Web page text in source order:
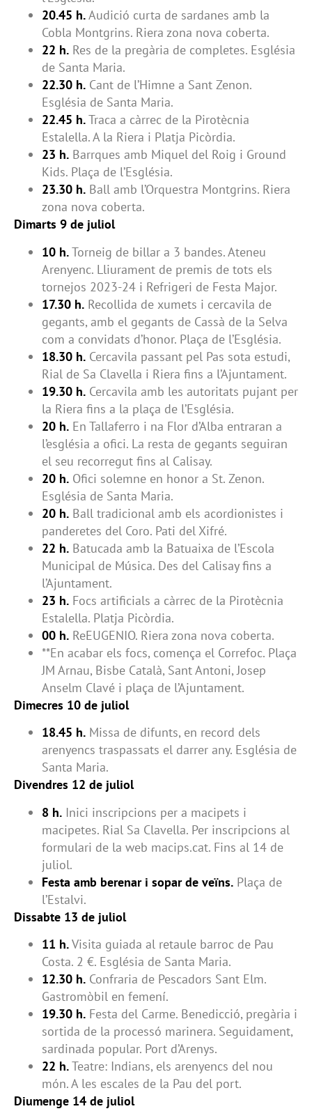
20.45 h.Audició curta de sardanes amb la
Cobla Montgrins. Riera zona nova coberta.
22 h. Res de la pregària de completes. Església
de Santa Maria.
22.30 h. Cant de l’Himne a Sant Zenon.
Església de Santa Maria.
22.45 h.Traca a càrrec de la Pirotècnia
Estalella. A la Riera i Platja Picòrdia.
23 h. Barrques amb Miquel del Roig i Ground
Kids. Plaça de l’Església.
23.30 h. Ball amb l’Orquestra Montgrins. Riera
zona nova coberta.
Dimarts 9 de juliol
10 h.Torneig de billar a 3 bandes. Ateneu
Arenyenc. Lliurament de premis de tots els
tornejos 2023-24 i Refrigeri de Festa Major.
17.30 h. Recollida de xumets i cercavila de
gegants, amb el gegants de Cassà de la Selva
com a convidats d’honor. Plaça de l’Església.
18.30 h. Cercavila passant pel Pas sota estudi,
Rial de Sa Clavella i Riera fins a l’Ajuntament.
19.30 h. Cercavila amb les autoritats pujant per
la Riera fins a la plaça de l’Església.
20 h. En Tallaferro i na Flor d’Alba entraran a
l’església a ofici. La resta de gegants seguiran
el seu recorregut fins al Calisay.
20 h. Ofici solemne en honor a St. Zenon.
Església de Santa Maria.
20 h. Ball tradicional amb els acordionistes i
panderetes del Coro. Pati del Xifré.
22 h. Batucada amb la Batuaixa de l’Escola
Municipal de Música. Des del Calisay fins a
l’Ajuntament.
23 h. Focs artificials a càrrec de la Pirotècnia
Estalella. Platja Picòrdia.
00 h. ReEUGENIO. Riera zona nova coberta.
**En acabar els focs, comença el Correfoc. Plaça
JM Arnau, Bisbe Català, Sant Antoni, Josep
Anselm Clavé i plaça de l’Ajuntament.
Dimecres 10 de juliol
18.45 h. Missa de difunts, en record dels
arenyencs traspassats el darrer any. Església de
Santa Maria.
Divendres 12 de juliol
8 h. Inici inscripcions per a macipets i
macipetes. Rial Sa Clavella. Per inscripcions al
formulari de la web macips.cat. Fins al 14 de
juliol.
Festa amb berenar i sopar de veïns. Plaça de
l’Estalvi.
Dissabte 13 de juliol
11 h.Visita guiada al retaule barroc de Pau
Costa. 2 €. Església de Santa Maria.
12.30 h. Confraria de Pescadors Sant Elm.
Gastromòbil en femení.
19.30 h. Festa del Carme. Benedicció, pregària i
sortida de la processó marinera. Seguidament,
sardinada popular. Port d’Arenys.
22 h.Teatre: Indians, els arenyencs del nou
món. A les escales de la Pau del port.
Diumenge 14 de juliol